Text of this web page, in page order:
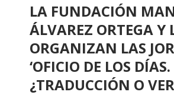
LA FUNDACIÓN
ÁLVAREZ ORTEGA Y
ORGANIZAN LAS
‘OFICIO DE LOS DÍAS.
¿TRADUCCIÓN O